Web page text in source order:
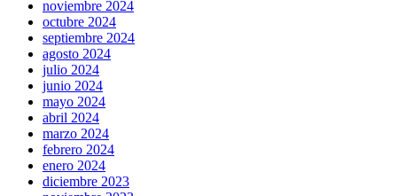
noviembre 2024
octubre 2024
septiembre 2024
agosto 2024
julio 2024
junio 2024
mayo 2024
abril 2024
marzo 2024
febrero 2024
enero 2024
diciembre 2023